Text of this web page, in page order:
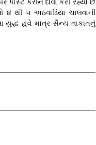
કરીને દાવો કરી રહ્યા છે
થી ૫ અઠવાડિયા ચાલવાની
હવે માત્ર સૈન્ય તાકાતનું